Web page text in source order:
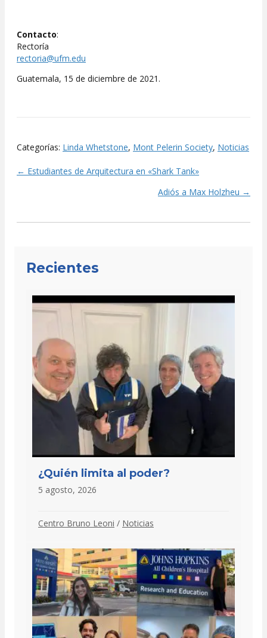
Contacto:
Rectoría
rectoria@ufm.edu
Guatemala, 15 de diciembre de 2021.
Categorías: Linda Whetstone, Mont Pelerin Society, Noticias
Posts
← Estudiantes de Arquitectura en «Shark Tank»
Adiós a Max Holzheu →
Recientes
¿Quién limita al poder?
5 agosto, 2026
Centro Bruno Leoni / Noticias